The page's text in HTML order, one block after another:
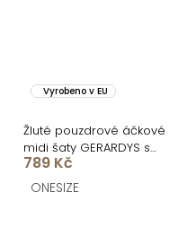
Vyrobeno v EU
Žluté pouzdrové áčkové
midi šaty GERARDYS s
páskem
789 Kč
ONESIZE